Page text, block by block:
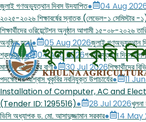
জুলাই গণঅভ্যুত্থান দিবস উদযাপিত● 04 Aug
২০২৫-২০২৬ শিক্ষাবর্ষের স্নাতক (লেভেল-১ সেমিস্টার -
শিক্ষার্থীদের ওরিয়েন্টেশন অনুষ্ঠান আগামী ১৫-০৮-২০২৬
অনুষ্ঠিত হবে।● 05 Aug 2026জুলাই গণঅভ্যুত্থান
শ্রদ্ধাঞ্জলি● 04 Aug 2026গণঅভ্যুত্থান দিবস
মাননীয় উপাচার্যের বাণী● 30 Jul 2026শিক্ষার্থীদের
পদক্ষেপের আশ্বাস খুকৃবির নবনিযুক্ত উপাচার্যের● 11
Installation of Computer, AC and
(Tender ID: 1295516)● 28 Jul 2026খুলনা
ভিসি অধ্যাপক ড. মো. আসাদুজ্জামান সরকার● 14 May